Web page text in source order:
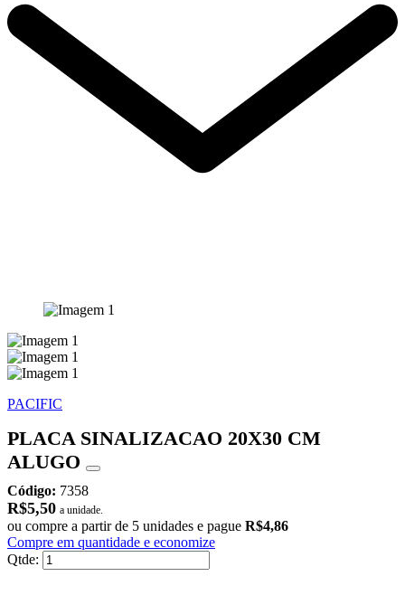
PACIFIC
PLACA SINALIZACAO 20X30 CM
ALUGO
Código: 7358
R$5,50 a unidade.
ou compre a partir de 5 unidades e pague R$4,86
Compre em quantidade e economize
Qtde: